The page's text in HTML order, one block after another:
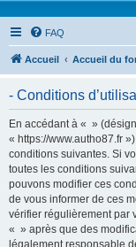
FAQ
Accueil Accueil du
- Conditions
En accédant à « »
« https://www.autho87.fr
conditions suivantes. Si
toutes les conditions
pouvons modifier ces
de vous informer de ces
vérifier régulièrement par
« » après que des
légalement responsable